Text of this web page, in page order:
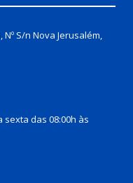
S/n Nova Jerusalém,
das 08:00h às